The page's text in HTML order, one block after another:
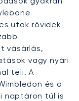
utak rövidek
vásárlás,
vagy nyári
teli. A
és a
naptáron túl is